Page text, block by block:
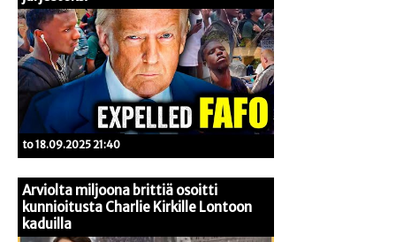
to 18.09.2025 21:40
Arviolta miljoona brittiä osoitti
kunnioitusta Charlie Kirkille Lontoon
kaduilla